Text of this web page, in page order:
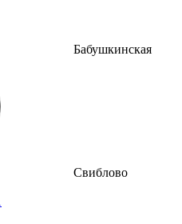
Бабушкинская
Свиблово